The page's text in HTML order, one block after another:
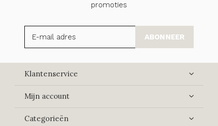
promoties
ABONNEER
Klantenservice
Mijn account
Categorieën